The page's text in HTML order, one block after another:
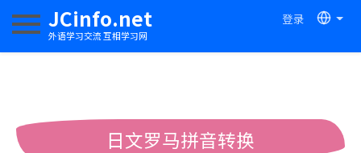
JCinfo.net
外语学习交流 互相学习网
登录
切换导航
日文罗马拼音转换